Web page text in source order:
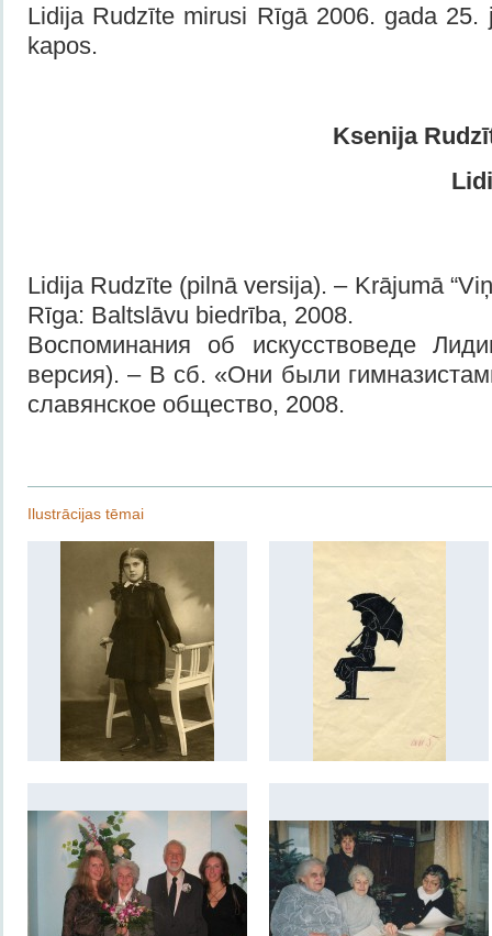
Lidija Rudzīte mirusi Rīgā 2006. gada 25.
kapos.
Ksenija
Lidija Rudzīte (pilnā versija). – Krājumā
Rīga: Baltslāvu biedrība, 2008.
Воспоминания об искусствоведе
версия). – В сб. «Они были
славянское общество, 2008.
Ilustrācijas tēmai